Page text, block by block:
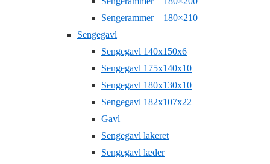
Sengerammer – 180×210
Sengegavl
Sengegavl 140x150x6
Sengegavl 175x140x10
Sengegavl 180x130x10
Sengegavl 182x107x22
Gavl
Sengegavl lakeret
Sengegavl læder